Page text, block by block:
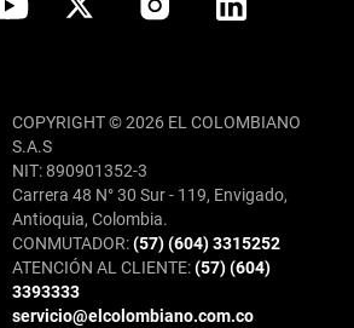
COPYRIGHT © 2026 EL COLOMBIANO
S.A.S
NIT: 890901352-3
Carrera 48 N° 30 Sur - 119, Envigado,
Antioquia, Colombia.
CONMUTADOR:(57) (604) 3315252
ATENCIÓN AL CLIENTE:(57) (604)
3393333
servicio@elcolombiano.com.co